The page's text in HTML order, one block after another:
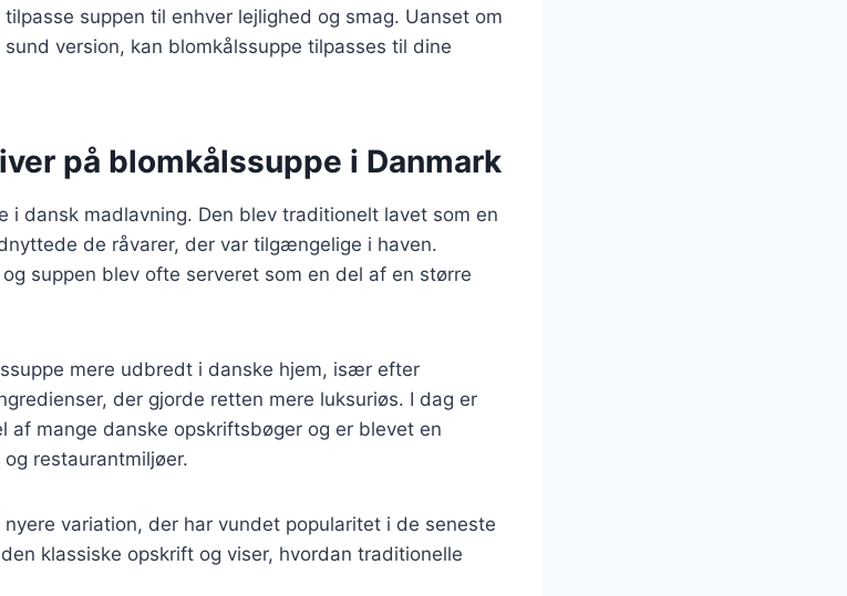
suppen til enhver lejlighed og smag. Uanset om
version, kan blomkålssuppe tilpasses til dine
på blomkålssuppe i Danmark
i dansk madlavning. Den blev traditionelt lavet som en
de råvarer, der var tilgængelige i haven.
suppen blev ofte serveret som en del af en større
mere udbredt i danske hjem, især efter
der gjorde retten mere luksuriøs. I dag er
af mange danske opskriftsbøger og er blevet en
restaurantmiljøer.
variation, der har vundet popularitet i de seneste
klassiske opskrift og viser, hvordan traditionelle